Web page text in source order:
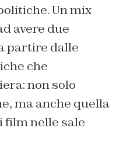
Un mix
avere due
partire dalle
che
non solo
ma anche quella
film nelle sale